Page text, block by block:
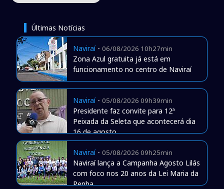
Últimas Notícias
Naviraí- 06/08/2026 10h27min
Zona Azul gratuita já está em
funcionamento no centro de Naviraí
Naviraí- 05/08/2026 09h39min
Presidente faz convite para 12ª
Peixada da Seleta que acontecerá dia
16 de agosto
Naviraí- 05/08/2026 09h25min
Naviraí lança a Campanha Agosto Lilás
com foco nos 20 anos da Lei Maria da
Penha